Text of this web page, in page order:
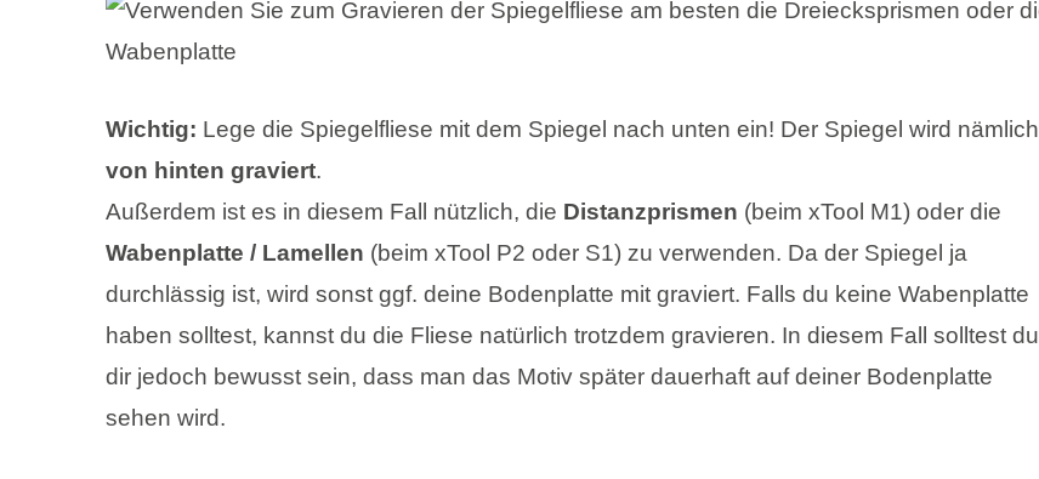
Wichtig: Lege die Spiegelfliese mit dem Spiegel nach unten ein! Der Spiegel wird nämlich
von hinten graviert.
Außerdem ist es in diesem Fall nützlich, die Distanzprismen (beim xTool M1) oder die
Wabenplatte / Lamellen (beim xTool P2 oder S1) zu verwenden. Da der Spiegel ja
durchlässig ist, wird sonst ggf. deine Bodenplatte mit graviert. Falls du keine Wabenplatte
haben solltest, kannst du die Fliese natürlich trotzdem gravieren. In diesem Fall solltest du
dir jedoch bewusst sein, dass man das Motiv später dauerhaft auf deiner Bodenplatte
sehen wird.